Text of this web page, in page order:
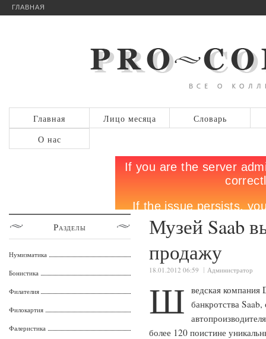
ГЛАВНАЯ
Главная Лицо месяца
Словарь
О нас
Музей Saab
продажу
18.01.2012 06:59 Администратор
Ш ведская
банкротства
более 120 поистине
Разделы
Нумизматика
Бонистика
Филателия
Филокартия
Фалеристика